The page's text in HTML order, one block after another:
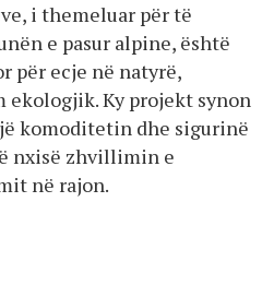
i themeluar për të
e pasur alpine, është
për ecje në natyrë,
Ky projekt synon
komoditetin dhe sigurinë
nxisë zhvillimin e
në rajon.